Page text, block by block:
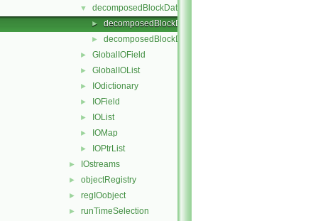
▼ decomposedBlockData
► decomposedBlockData.C
► decomposedBlockData.H
► GlobalIOField
► GlobalIOList
► IOdictionary
► IOField
► IOList
► IOMap
► IOPtrList
► IOstreams
► objectRegistry
► regIOobject
► runTimeSelection